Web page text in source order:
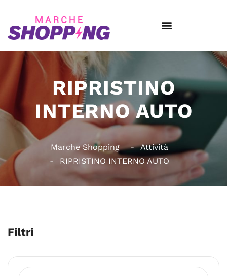
RIPRISTINO
INTERNO AUTO
Marche Shopping
Attività
RIPRISTINO INTERNO AUTO
Filtri